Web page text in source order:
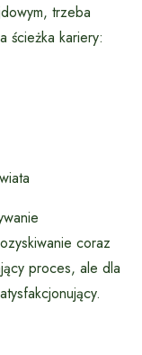
trzeba
ścieżka kariery:
coraz
proces, ale dla